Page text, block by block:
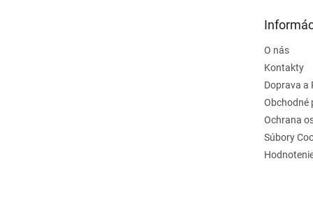
O nás
Kontakty
Doprava a
Obchodné
Ochrana
Súbory